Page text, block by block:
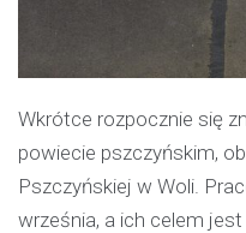
Wkrótce rozpocznie się
powiecie pszczyńskim,
Pszczyńskiej w Woli.
września, a ich celem